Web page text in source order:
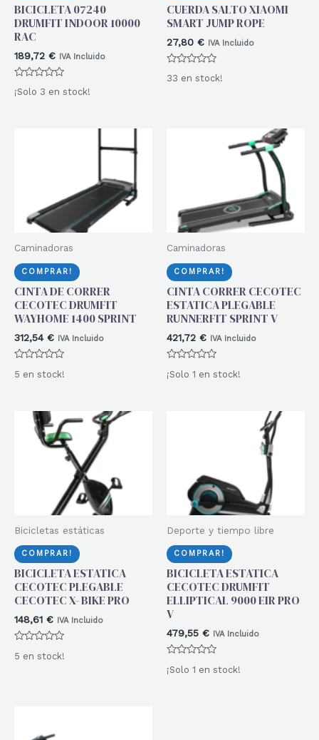
BICICLETA 07240
DRUMFIT INDOOR 10000
RAC
189,72 € IVA Incluido
Valorado
con
¡Solo 3 en stock!
CUERDA SALTO XIAOMI
SMART JUMP ROPE
27,80 € IVA Incluido
con
33 en stock!
Caminadoras
COMPRAR!
CINTA DE CORRER
CECOTEC DRUMFIT
WAYHOME 1400 SPRINT
312,54 € IVA Incluido
con
5 en stock!
Caminadoras
COMPRAR!
CINTA CORRER CECOTEC
ESTATICA PLEGABLE
RUNNERFIT SPRINT V
421,72 € IVA Incluido
con
¡Solo 1 en stock!
Bicicletas estáticas
COMPRAR!
BICICLETA ESTATICA
CECOTEC PLEGABLE
CECOTEC X- BIKE PRO
148,61 € IVA Incluido
con
5 en stock!
Deporte y tiempo libre
COMPRAR!
BICICLETA ESTATICA
CECOTEC DRUMFIT
ELLIPTICAL 9000 EIR PRO
V
479,55 € IVA Incluido
Valorado
con
¡Solo 1 en stock!